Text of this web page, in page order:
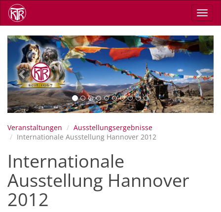
Direkt
zum
Inhalt
Previous Next
Veranstaltungen
Ausstellungsergebnisse
Internationale Ausstellung Hannover 2012
Internationale
Ausstellung Hannover
2012